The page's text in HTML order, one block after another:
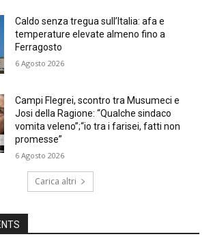
Caldo senza tregua sull’Italia: afa e
temperature elevate almeno fino a
Ferragosto
6 Agosto 2026
Campi Flegrei, scontro tra Musumeci e
Josi della Ragione: “Qualche sindaco
vomita veleno”;“io tra i farisei, fatti non
promesse”
6 Agosto 2026
Carica altri